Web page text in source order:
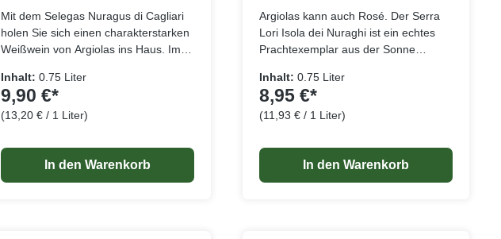
Mit dem Selegas Nuragus di Cagliari
holen Sie sich einen charakterstarken
Weißwein von Argiolas ins Haus. Im
leuchtenden Strohgelb. Einmal daran
geschnuppert, erfreuen fruchtige
Noten von Melone und Pfirsich, Apfel
Wildkräuternoten untermalt werden,
die Sinne.Am Gaumen kommt zu der
harmonischen Frucht noch eine feine
Inhalt: 0.75 Liter
9,90 €*
(13,20 € / 1 Liter)
In den Warenkorb
Argiolas kann auch Rosé. Der Serra
Lori Isola dei Nuraghi ist ein echtes
Prachtexemplar aus der Sonne
leichten rosaroten Farbe und
verbreitet ein appetitliches Bouquet
von Erdbeeren, rosa Grapefruit und
Beerennoten. Dadurch wirkt er am
Gaumen saftig und würzig und
hinterlässt ein frisches Aroma.
Inhalt: 0.75 Liter
8,95 €*
(11,93 € / 1 Liter)
In den Warenkorb